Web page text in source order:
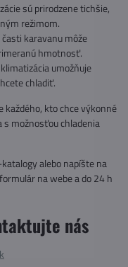
sú prirodzene tichšie,
režimom.
karavanu môže
hmotnosť.
umožňuje
chladiť.
každého, kto chce výkonné
s možnosťou chladenia
alebo napíšte na
na webe a do 24 h
nás